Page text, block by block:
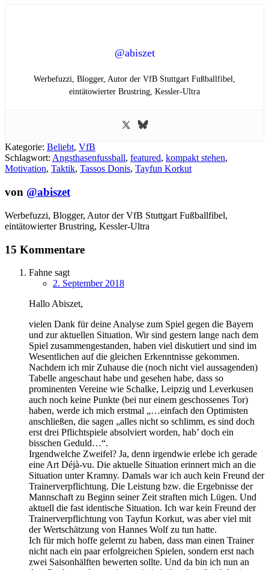
@abiszet
Werbefuzzi, Blogger, Autor der VfB Stuttgart Fußballfibel,
eintätowierter Brustring, Kessler-Ultra
Kategorie: Beliebt, VfB
Schlagwort: Angsthasenfussball, featured, kompakt stehen,
Motivation, Taktik, Tassos Donis, Tayfun Korkut
von @abiszet
Werbefuzzi, Blogger, Autor der VfB Stuttgart Fußballfibel,
eintätowierter Brustring, Kessler-Ultra
15 Kommentare
Fahne sagt
2. September 2018
Hallo Abiszet,
vielen Dank für deine Analyse zum Spiel gegen die Bayern
und zur aktuellen Situation. Wir sind gestern lange nach dem
Spiel zusammengestanden, haben viel diskutiert und sind im
Wesentlichen auf die gleichen Erkenntnisse gekommen.
Nachdem ich mir Zuhause die (noch nicht viel aussagenden)
Tabelle angeschaut habe und gesehen habe, dass so
prominenten Vereine wie Schalke, Leipzig und Leverkusen
auch noch keine Punkte (bei nur einem geschossenes Tor)
haben, werde ich mich erstmal „…einfach den Optimisten
anschließen, die sagen „alles nicht so schlimm, es sind doch
erst drei Pflichtspiele absolviert worden, hab’ doch ein
bisschen Geduld…“.
Irgendwelche Zweifel? Ja, denn irgendwie erlebe ich gerade
eine Art Déjà-vu. Die aktuelle Situation erinnert mich an die
Situation unter Kramny. Damals war ich auch kein Freund der
Trainerverpflichtung. Die Leistung bzw. die Ergebnisse der
Mannschaft zu Beginn seiner Zeit straften mich Lügen. Und
aktuell die fast identische Situation. Ich war kein Freund der
Trainerverpflichtung von Tayfun Korkut, was aber viel mit
der Wertschätzung von Hannes Wolf zu tun hatte.
Ich für mich hoffe gelernt zu haben, dass man einen Trainer
nicht nach ein paar erfolgreichen Spielen, sondern erst nach
zwei Saisonhälften bewerten sollte. Und da bin ich nun an